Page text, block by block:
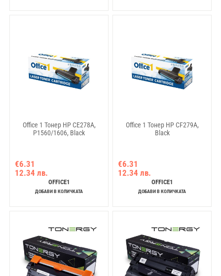
Office 1 Тонер HP CE278A,
P1560/1606, Black
€6.31
12.34 лв.
OFFICE1
ДОБАВИ В КОЛИЧКАТА
Office 1 Тонер HP CF279A,
Black
€6.31
12.34 лв.
OFFICE1
ДОБАВИ В КОЛИЧКАТА